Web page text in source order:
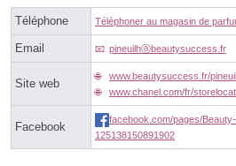
Téléphone Téléphoner au magasin de
Email pineuilhⓐbeautysuccess.fr
Site web
www.beautysuccess.fr/
www.chanel.com/fr/
Facebook
facebook.com/pages/
125138150891902